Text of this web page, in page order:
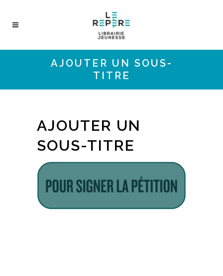
AJOUTER UN SOUS-
TITRE
AJOUTER UN
SOUS-TITRE